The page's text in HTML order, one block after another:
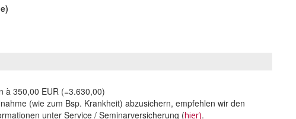
à 350,00 EUR (=3.630,00)
(wie zum Bsp. Krankheit) abzusichern, empfehlen wir den
unter Service / Seminarversicherung (hier).